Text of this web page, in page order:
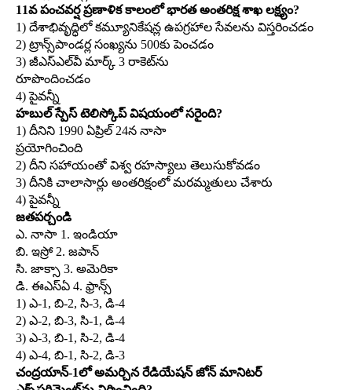
11వ పంచవర్ష ప్రణాళిక కాలంలో భారత అంతరిక్ష శాఖ లక్ష్యం?
1) దేశాభివృద్ధిలో కమ్యూనికేషన్ల ఉపగ్రహాల సేవలను విస్తరించడం
2) ట్రాన్స్‌పాండర్ల సంఖ్యను 500కు పెంచడం
3) జీఎస్‌ఎల్‌వీ మార్క్‌ 3 రాకెట్‌ను
రూపొందించడం
4) పైవన్నీ
హబుల్‌ స్పేస్‌ టెలిస్కోప్‌ విషయంలో సరైంది?
1) దీనిని 1990 ఏప్రిల్‌ 24న నాసా
ప్రయోగించింది
2) దీని సహాయంతో విశ్వ రహస్యాలు తెలుసుకోవడం
3) దీనికి చాలాసార్లు అంతరిక్షంలో మరమ్మతులు చేశారు
4) పైవన్నీ
జతపర్చండి
ఎ. నాసా 1. ఇండియా
బి. ఇస్రో 2. జపాన్‌
సి. జాక్సా 3. అమెరికా
డి. ఈఎస్‌ఏ 4. ఫ్రాన్స్‌
1) ఎ-1, బి-2, సి-3, డి-4
2) ఎ-2, బి-3, సి-1, డి-4
3) ఎ-3, బి-1, సి-2, డి-4
4) ఎ-4, బి-1, సి-2, డి-3
చంద్రయాన్‌-1లో అమర్చిన రేడియేషన్‌ జోన్‌ మానిటర్‌